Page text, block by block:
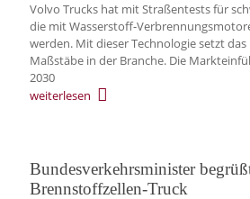
Volvo Trucks hat mit Straßentests für
die mit Wasserstoff-
werden. Mit dieser Technologie setzt
Maßstäbe in der Branche. Die
2030
weiterlesen
Bundesverkehrsminister
Brennstoffzellen-Truck